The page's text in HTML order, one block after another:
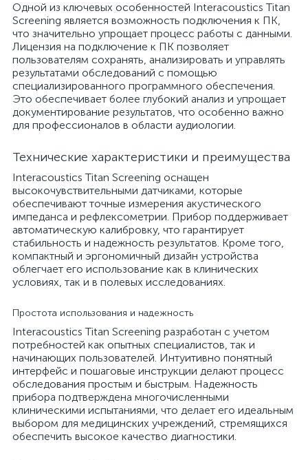
Одной из ключевых особенностей Interacoustics Titan
Screening является возможность подключения к ПК,
что значительно упрощает процесс работы с данными.
Лицензия на подключение к ПК позволяет
пользователям сохранять, анализировать и управлять
результатами обследований с помощью
специализированного программного обеспечения.
Это обеспечивает более глубокий анализ и упрощает
документирование результатов, что особенно важно
для профессионалов в области аудиологии.
Технические характеристики и преимущества
Interacoustics Titan Screening оснащен
высокочувствительными датчиками, которые
обеспечивают точные измерения акустического
импеданса и рефлексометрии. Прибор поддерживает
автоматическую калибровку, что гарантирует
стабильность и надежность результатов. Кроме того,
компактный и эргономичный дизайн устройства
облегчает его использование как в клинических
условиях, так и в полевых исследованиях.
Простота использования и надежность
Interacoustics Titan Screening разработан с учетом
потребностей как опытных специалистов, так и
начинающих пользователей. Интуитивно понятный
интерфейс и пошаговые инструкции делают процесс
обследования простым и быстрым. Надежность
прибора подтверждена многочисленными
клиническими испытаниями, что делает его идеальным
выбором для медицинских учреждений, стремящихся
обеспечить высокое качество диагностики.